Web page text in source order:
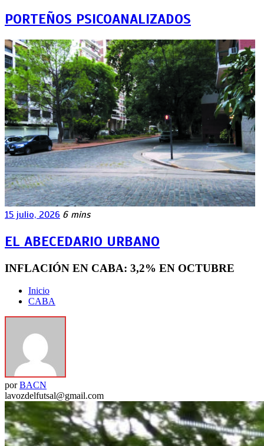
PORTEÑOS PSICOANALIZADOS
15 julio, 2026 6 mins
EL ABECEDARIO URBANO
INFLACIÓN EN CABA: 3,2% EN OCTUBRE
Inicio
CABA
porBACN
lavozdelfutsal@gmail.com